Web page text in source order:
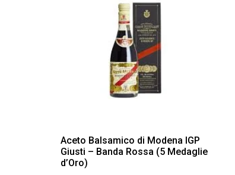
Aceto Balsamico di Modena IGP
Giusti – Banda Rossa (5 Medaglie
d’Oro)